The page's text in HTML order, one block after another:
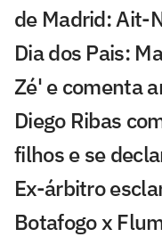
de Madrid: Ait-
Dia dos Pais:
Zé' e comenta
Diego Ribas
filhos e se
Ex-árbitro
Botafogo x